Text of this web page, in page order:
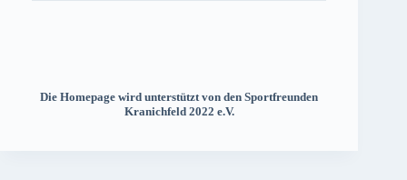
Die Homepage wird unterstützt von den Sportfreunden
Kranichfeld 2022 e.V.